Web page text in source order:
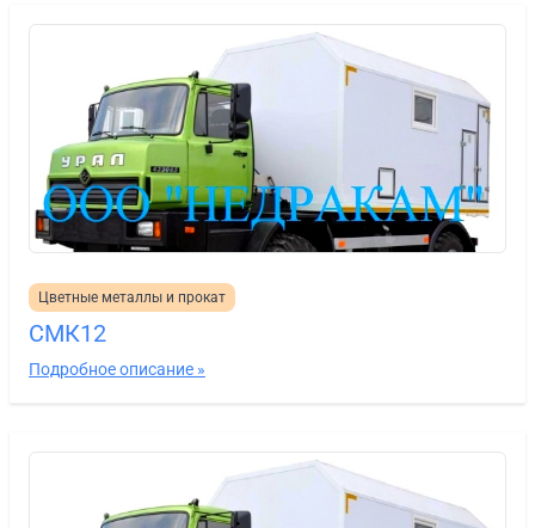
Цветные металлы и прокат
СМК12
Подробное описание »